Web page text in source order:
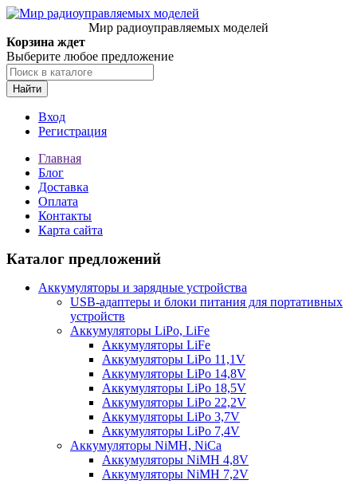
Мир радиоуправляемых моделей
Корзина ждет
Выберите любое предложение
Найти
Вход
Регистрация
Главная
Блог
Доставка
Оплата
Контакты
Карта сайта
Каталог предложений
Аккумуляторы и зарядные устройства
USB-адаптеры и блоки питания для портативных
устройств
Аккумуляторы LiPo, LiFe
Аккумуляторы LiFe
Аккумуляторы LiPo 11,1V
Аккумуляторы LiPo 14,8V
Аккумуляторы LiPo 18,5V
Аккумуляторы LiPo 22,2V
Аккумуляторы LiPo 3,7V
Аккумуляторы LiPo 7,4V
Аккумуляторы NiMH, NiCa
Аккумуляторы NiMH 4,8V
Аккумуляторы NiMH 7,2V